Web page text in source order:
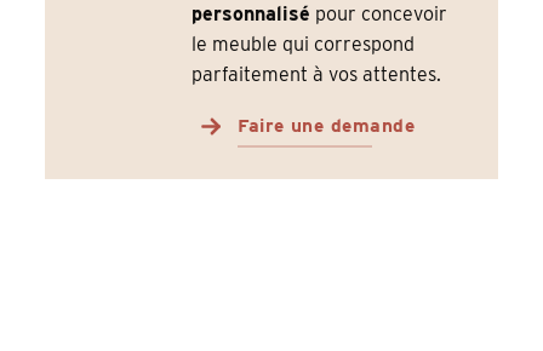
personnalisé pour concevoir
le meuble qui correspond
parfaitement à vos attentes.
Faire une demande